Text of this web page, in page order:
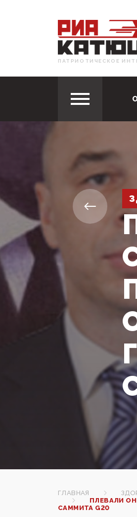
ПАТРИОТИЧЕСКОЕ
ГЛАВНАЯ
ПЛЕВАЛИ
САММИТА G20